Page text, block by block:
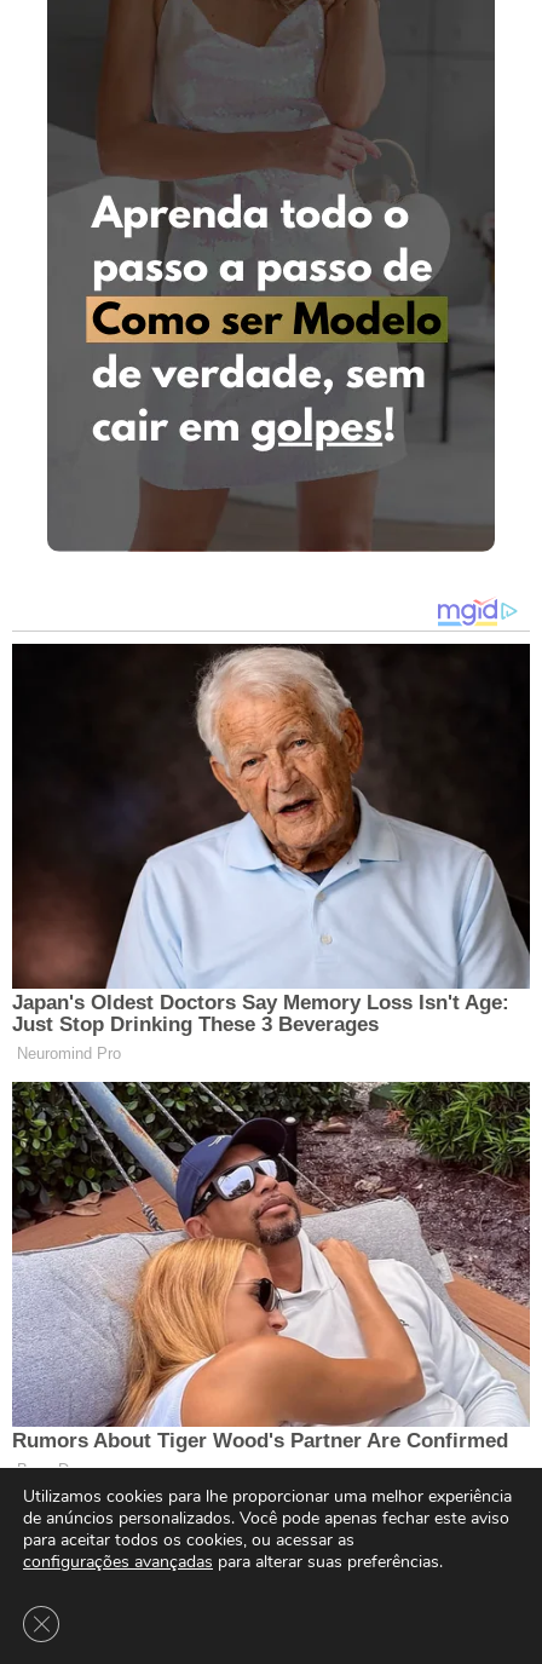
Utilizamos cookies para lhe proporcionar uma melhor experiência
de anúncios personalizados. Você pode apenas fechar este aviso
para aceitar todos os cookies, ou acessar as
configurações avançadas para alterar suas preferências.
Close GDPR Cookie Banner